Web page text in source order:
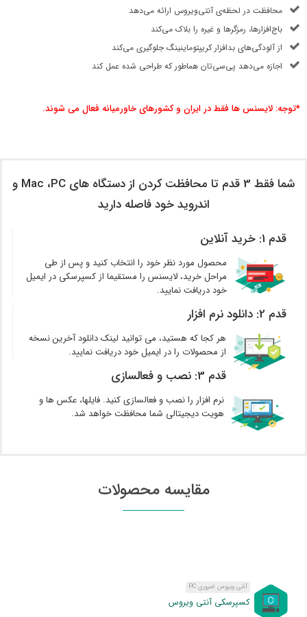
محافظت در لحظه‌ی آنتی‌ویروس ارائه می‌دهد
باج‌افزارها، رمزگرها و غیره را بلاک می‌کند
از آلودگی‌های بدافزار کریپتوماینینگ جلوگیری می‌کند
اجازه می‌دهد پی‌سی‌تان هماطور که طراحی شده عمل کند
*توجه: لایسنس ها فقط در ایران و کشورهای خاورمیانه فعال می شوند.
شما فقط 3 قدم تا محافظت کردن از دستگاه های Mac ،PC و
اندروید خود فاصله دارید
قدم 1: خرید آنلاین
محصول مورد نظر خود را انتخاب کنید و پس از طی
مراحل خرید، لایسنس را مستقیما از کسپرسکی در ایمیل
خود دریافت نمایید.
قدم 2: دانلود نرم افزار
هر کجا که هستید، می توانید لینک دانلود آخرین نسخه
از محصولات را در ایمیل خود دریافت نمایید.
قدم 3: نصب و فعالسازی
نرم افزار را نصب و فعالسازی کنید. فایلها، عکس ها و
هویت دیجیتالی شما محافظت خواهد شد.
مقایسه محصولات
آنتی ویروس ضروری PC
کسپرسکی آنتی ویروس